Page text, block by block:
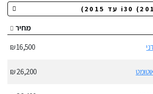
מחיר
16,500 ₪
26,200 ₪